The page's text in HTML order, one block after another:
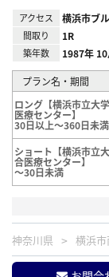
アクセス 横浜市ブ
間取り 1R
築年数 1987年
プラン名・期間
ロング【横浜市立大
医療センター】
30日以上～360日未満
ショート【横浜市立
合医療センター】
～30日未満
神奈川県 横浜市